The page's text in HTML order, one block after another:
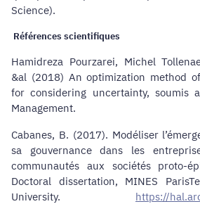
Science).
Références scientifiques
Hamidreza Pourzarei, Michel
&al (2018) An optimization method
for considering uncertainty, soumis
Management.
Cabanes, B. (2017). Modéliser
sa gouvernance dans les
communautés aux sociétés proto-
Doctoral dissertation, MINES
University. https://